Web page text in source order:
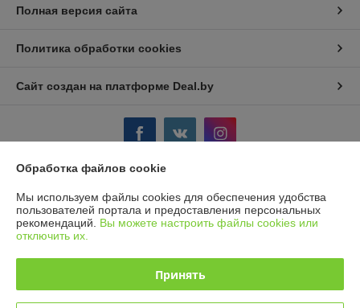
Полная версия сайта
Политика обработки cookies
Сайт создан на платформе Deal.by
Информация для покупателя
Индивидуальный предприниматель:
ИП Борк Д. В.
Гродненская область, Гродненский р-н., д. Некраши 69А
Обработка файлов cookie
Мы используем файлы cookies для обеспечения удобства
пользователей портала и предоставления персональных
рекомендаций. Вы можете настроить файлы cookies или
отключить их.
Принять